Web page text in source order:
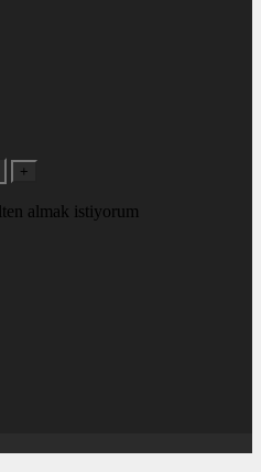
+
almak istiyorum